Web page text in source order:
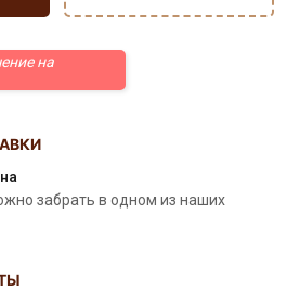
на
забрать в одном из наших